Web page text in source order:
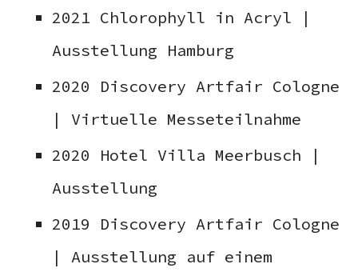
2021 Chlorophyll in Acryl |
Ausstellung Hamburg
2020 Discovery Artfair Cologne
| Virtuelle Messeteilnahme
2020 Hotel Villa Meerbusch |
Ausstellung
2019 Discovery Artfair Cologne
| Ausstellung auf einem